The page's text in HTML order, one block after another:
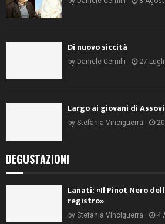
Di nuovo siccità
by Daniele Cernilli 27
Largo ai giovani di
by Stefania Vinciguerra
DEGUSTAZIONI
Lanati: «Il Pinot Nero
registro»
by Stefania Vinciguerra 4